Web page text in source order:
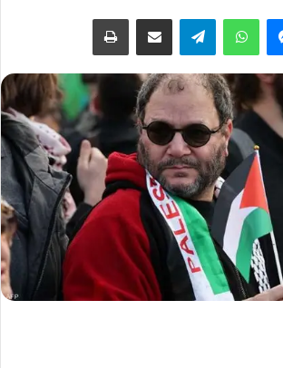
ماسنجر واتساب تيلقرام مشاركة عبر البريد طباعة